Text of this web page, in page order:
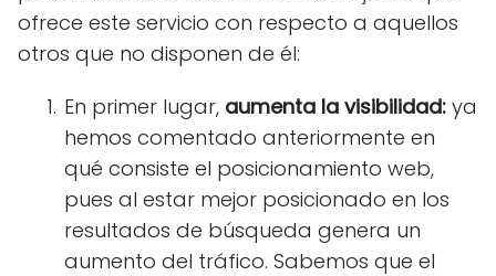
ofrece este servicio con respecto a aquellos
otros que no disponen de él:
En primer lugar, aumenta la visibilidad: ya
hemos comentado anteriormente en
qué consiste el posicionamiento web,
pues al estar mejor posicionado en los
resultados de búsqueda genera un
aumento del tráfico. Sabemos que el